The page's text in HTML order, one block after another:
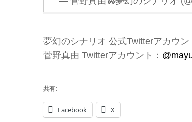
夢幻のシナリオ 公式Twitterアカウン
菅野真由 Twitterアカウント：
共有:
Facebook X